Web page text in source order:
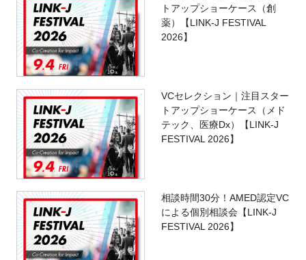
トアップショーケース（創
薬）【LINK-J FESTIVAL
2026】
VCセレクション｜注目スター
トアップショーケース（メド
テック、医療Dx）【LINK-J
FESTIVAL 2026】
相談時間30分！AMED認定VC
による個別相談会【LINK-J
FESTIVAL 2026】